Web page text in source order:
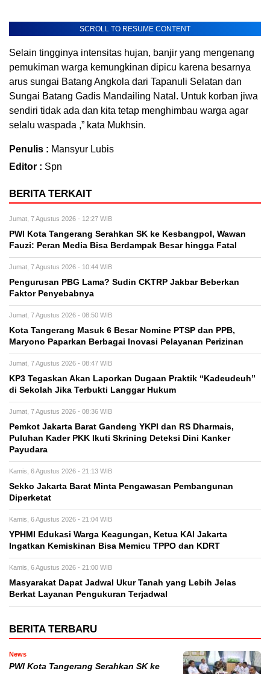
SCROLL TO RESUME CONTENT
Selain tingginya intensitas hujan, banjir yang mengenang
pemukiman warga kemungkinan dipicu karena besarnya
arus sungai Batang Angkola dari Tapanuli Selatan dan
Sungai Batang Gadis Mandailing Natal. Untuk korban jiwa
sendiri tidak ada dan kita tetap menghimbau warga agar
selalu waspada ,” kata Mukhsin.
Penulis : Mansyur Lubis
Editor : Spn
BERITA TERKAIT
Jumat, 7 Agustus 2026 - 12:27 WIB
PWI Kota Tangerang Serahkan SK ke Kesbangpol, Wawan
Fauzi: Peran Media Bisa Berdampak Besar hingga Fatal
Jumat, 7 Agustus 2026 - 10:44 WIB
Pengurusan PBG Lama? Sudin CKTRP Jakbar Beberkan
Faktor Penyebabnya
Jumat, 7 Agustus 2026 - 08:50 WIB
Kota Tangerang Masuk 6 Besar Nomine PTSP dan PPB,
Maryono Paparkan Berbagai Inovasi Pelayanan Perizinan
Jumat, 7 Agustus 2026 - 08:47 WIB
KP3 Tegaskan Akan Laporkan Dugaan Praktik “Kadeudeuh”
di Sekolah Jika Terbukti Langgar Hukum
Jumat, 7 Agustus 2026 - 08:36 WIB
Pemkot Jakarta Barat Gandeng YKPI dan RS Dharmais,
Puluhan Kader PKK Ikuti Skrining Deteksi Dini Kanker
Payudara
Kamis, 6 Agustus 2026 - 21:13 WIB
Sekko Jakarta Barat Minta Pengawasan Pembangunan
Diperketat
Kamis, 6 Agustus 2026 - 21:04 WIB
YPHMI Edukasi Warga Keagungan, Ketua KAI Jakarta
Ingatkan Kemiskinan Bisa Memicu TPPO dan KDRT
Kamis, 6 Agustus 2026 - 21:00 WIB
Masyarakat Dapat Jadwal Ukur Tanah yang Lebih Jelas
Berkat Layanan Pengukuran Terjadwal
BERITA TERBARU
News
PWI Kota Tangerang Serahkan SK ke